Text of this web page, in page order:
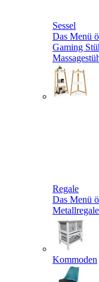
Sessel
Das Menü
Gaming
Regale
Das Menü
Metallregale
Kommoden